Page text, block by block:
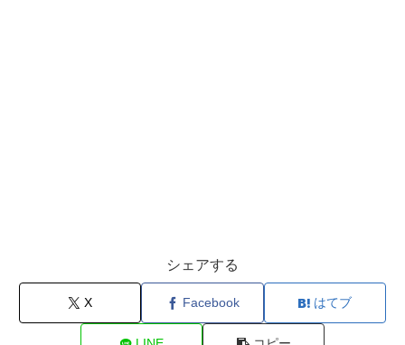
シェアする
X Facebook はてブ